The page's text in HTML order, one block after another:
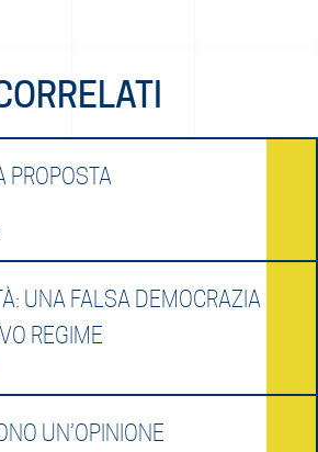
PROPOSTA
UNA FALSA DEMOCRAZIA
REGIME
UN’OPINIONE